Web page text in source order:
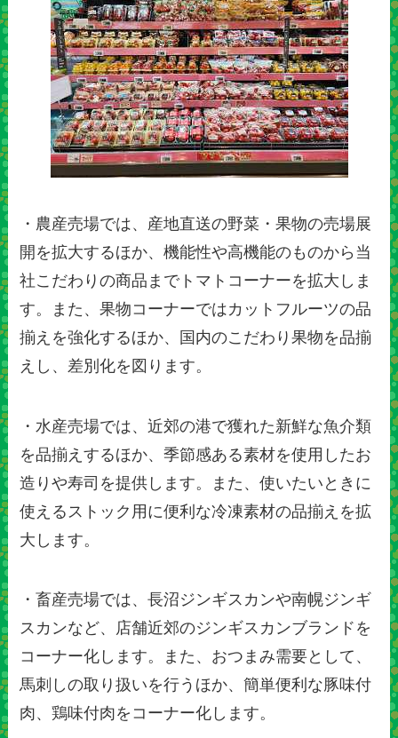
・農産売場では、産地直送の野菜・果物の売場展
開を拡大するほか、機能性や高機能のものから当
社こだわりの商品までトマトコーナーを拡大しま
す。また、果物コーナーではカットフルーツの品
揃えを強化するほか、国内のこだわり果物を品揃
えし、差別化を図ります。
・水産売場では、近郊の港で獲れた新鮮な魚介類
を品揃えするほか、季節感ある素材を使用したお
造りや寿司を提供します。また、使いたいときに
使えるストック用に便利な冷凍素材の品揃えを拡
大します。
・畜産売場では、長沼ジンギスカンや南幌ジンギ
スカンなど、店舗近郊のジンギスカンブランドを
コーナー化します。また、おつまみ需要として、
馬刺しの取り扱いを行うほか、簡単便利な豚味付
肉、鶏味付肉をコーナー化します。